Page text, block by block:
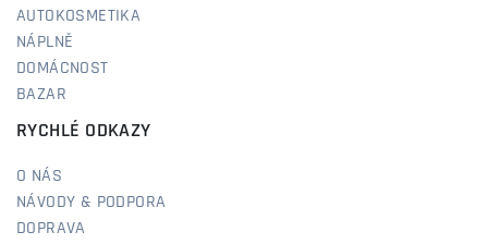
AUTOKOSMETIKA
NÁPLNĚ
DOMÁCNOST
BAZAR
RYCHLÉ ODKAZY
O NÁS
NÁVODY & PODPORA
DOPRAVA